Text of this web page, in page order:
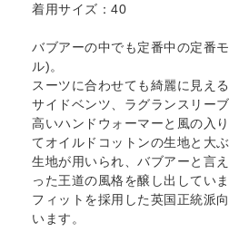
着用サイズ：40
バブアーの中でも定番中の定番
ル)。
スーツに合わせても綺麗に見え
サイドベンツ、ラグランスリー
高いハンドウォーマーと風の入
てオイルドコットンの生地と大
生地が用いられ、バブアーと言
った王道の風格を醸し出してい
フィットを採用した英国正統派
います。